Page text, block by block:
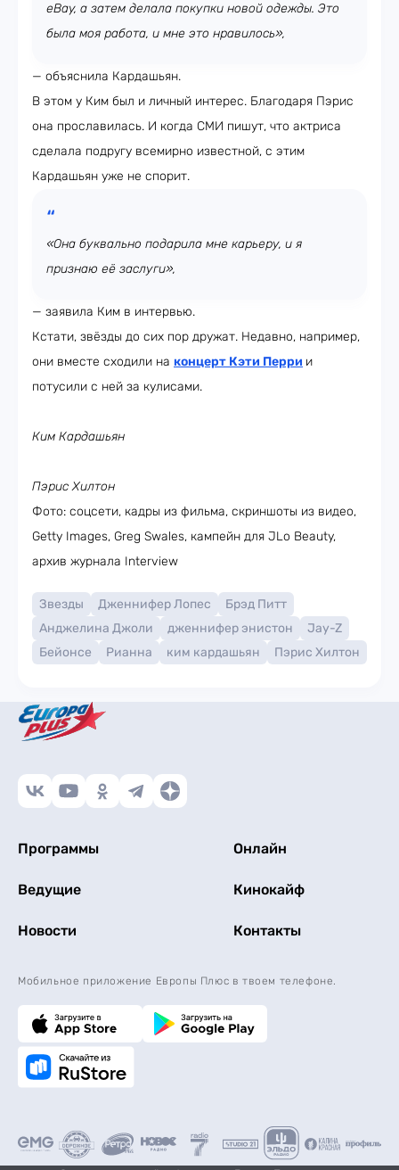
eBay, а затем делала покупки новой одежды. Это
была моя работа, и мне это нравилось»,
— объяснила Кардашьян.
В этом у Ким был и личный интерес. Благодаря Пэрис
она прославилась. И когда СМИ пишут, что актриса
сделала подругу всемирно известной, с этим
Кардашьян уже не спорит.
«Она буквально подарила мне карьеру, и я
признаю её заслуги»,
— заявила Ким в интервью.
Кстати, звёзды до сих пор дружат. Недавно, например,
они вместе сходили на концерт Кэти Перри и
потусили с ней за кулисами.
Ким Кардашьян
Пэрис Хилтон
Фото: соцсети, кадры из фильма, скриншоты из видео,
Getty Images, Greg Swales, кампейн для JLo Beauty,
архив журнала Interview
Звезды Дженнифер Лопес
Брэд Питт
Анджелина Джоли
дженнифер энистон
Jay-Z
Бейонсе
Рианна ким кардашьян Пэрис Хилтон
Программы Онлайн
Ведущие Кинокайф
Новости Контакты
Мобильное приложение Европы Плюс в твоем телефоне.